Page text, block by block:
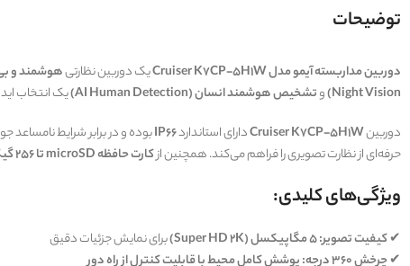
توضیحات
دوربین مداربسته آیمو مدل Cruiser K7CP-5H1W یک دوربین نظارتیهوشمند و
Night Vision) وتشخیص هوشمند انسان (AI Human Detection)
یک انتخاب
دوربینCruiser K7CP-5H1Wدارای استانداردIP66بوده و در برابر شرایط نامساعد
حرفه‌ای از نظارت تصویری را فراهم می‌کند. همچنین ازکارت حافظه microSD تا 256 گیگابایت
ویژگی‌های کلیدی:
✔کیفیت تصویر:5 مگاپیکسل (Super HD 2K)
برای نمایش جزئیات دقیق
✔چرخش 360 درجه:
پوشش کامل محیط با قابلیت کنترل از راه دور